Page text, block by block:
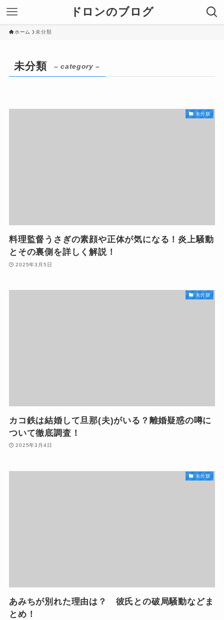
ドロンのブログ
ホーム 未分類
未分類 – category –
未分類
料理監督うさぎの素顔や正体が気になる！炎上騒動
とその裏側を詳しく解説！
2025年3月5日
未分類
カコ鉄は結婚して旦那(夫)がいる？離婚疑惑の噂に
ついて徹底調査！
2025年3月4日
未分類
あみちが別れた理由は？ 彼氏との破局騒動などま
とめ！